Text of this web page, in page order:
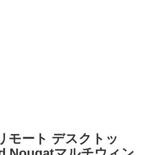
モート デスクトッ